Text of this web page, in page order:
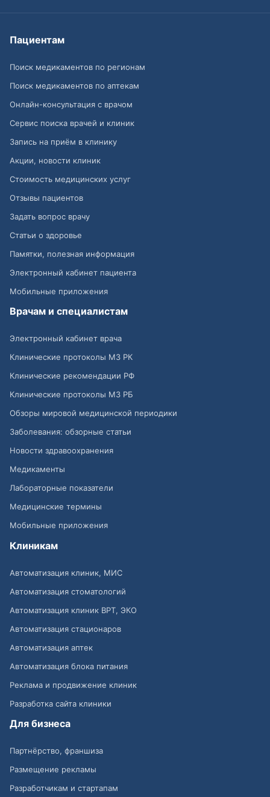
Пациентам
Поиск медикаментов по регионам
Поиск медикаментов по аптекам
Онлайн-консультация с врачом
Сервис поиска врачей и клиник
Запись на приём в клинику
Акции, новости клиник
Стоимость медицинских услуг
Отзывы пациентов
Задать вопрос врачу
Статьи о здоровье
Памятки, полезная информация
Электронный кабинет пациента
Мобильные приложения
Врачам и специалистам
Электронный кабинет врача
Клинические протоколы МЗ РК
Клинические рекомендации РФ
Клинические протоколы МЗ РБ
Обзоры мировой медицинской периодики
Заболевания: обзорные статьи
Новости здравоохранения
Медикаменты
Лабораторные показатели
Медицинские термины
Мобильные приложения
Клиникам
Автоматизация клиник, МИС
Автоматизация стоматологий
Автоматизация клиник ВРТ, ЭКО
Автоматизация стационаров
Автоматизация аптек
Автоматизация блока питания
Реклама и продвижение клиник
Разработка сайта клиники
Для бизнеса
Партнёрство, франшиза
Размещение рекламы
Разработчикам и стартапам